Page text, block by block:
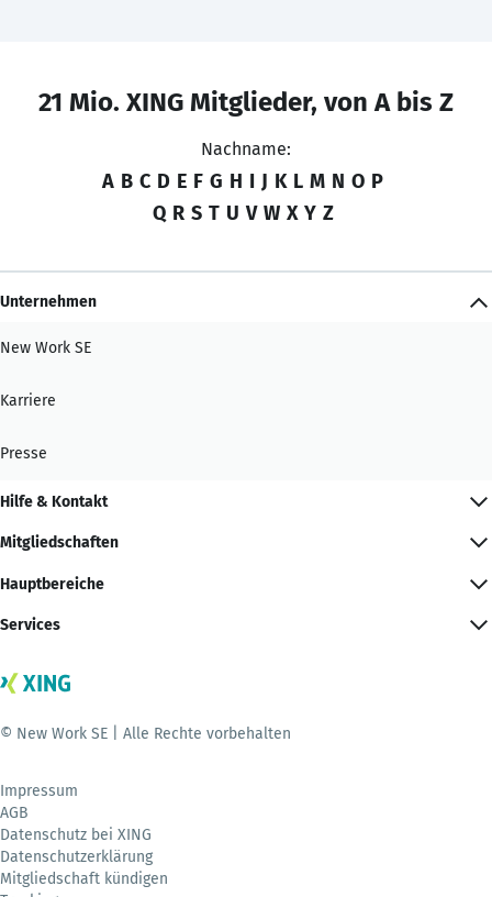
21 Mio. XING Mitglieder, von A bis Z
Nachname:
A B C D E F G H I J K L M N O P
Q R S T U V W X Y Z
Unternehmen
New Work SE
Karriere
Presse
Hilfe & Kontakt
Mitgliedschaften
Hauptbereiche
Services
© New Work SE | Alle Rechte vorbehalten
Impressum
AGB
Datenschutz bei XING
Datenschutzerklärung
Mitgliedschaft kündigen